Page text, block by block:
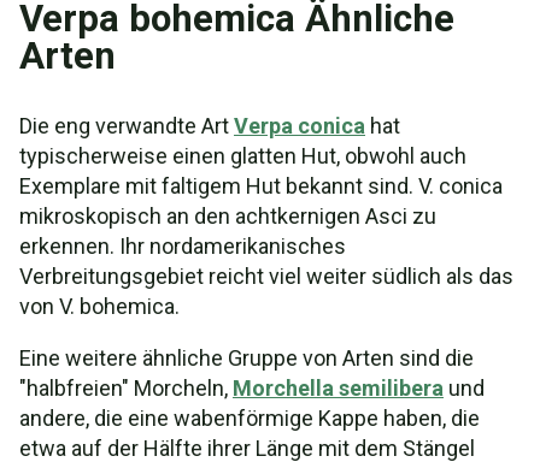
Verpa bohemica Ähnliche
Arten
Die eng verwandte ArtVerpa conica hat
typischerweise einen glatten Hut, obwohl auch
Exemplare mit faltigem Hut bekannt sind. V. conica
mikroskopisch an den achtkernigen Asci zu
erkennen. Ihr nordamerikanisches
Verbreitungsgebiet reicht viel weiter südlich als das
von V. bohemica.
Eine weitere ähnliche Gruppe von Arten sind die
"halbfreien" Morcheln, Morchella semilibera und
andere, die eine wabenförmige Kappe haben, die
etwa auf der Hälfte ihrer Länge mit dem Stängel